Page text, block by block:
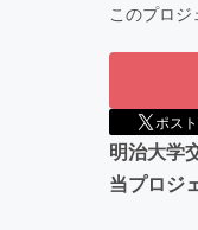
このプロジ
ポスト
明治大学
当プロジ